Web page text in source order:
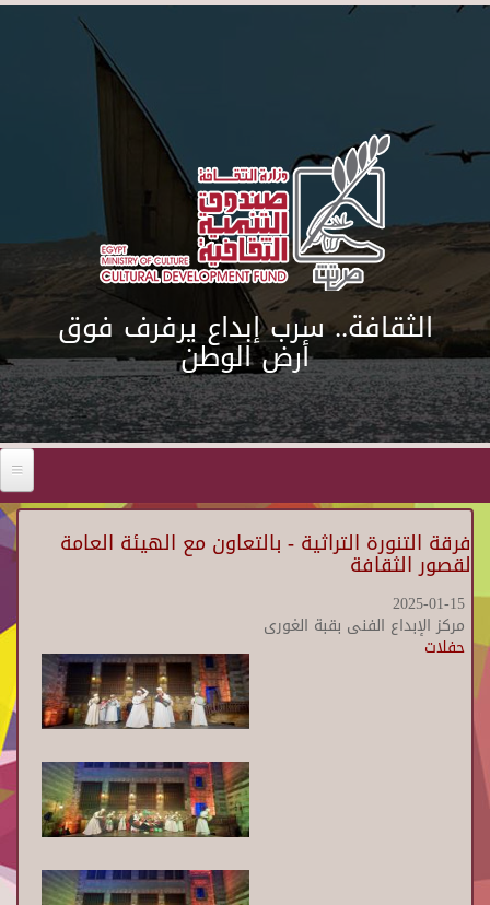
Skip to main content
الثقافة.. سرب إبداع يرفرف فوق
أرض الوطن
فرقة التنورة التراثية - بالتعاون مع الهيئة العامة
لقصور الثقافة
2025-01-15
مركز الإبداع الفنى بقبة الغورى
حفلات